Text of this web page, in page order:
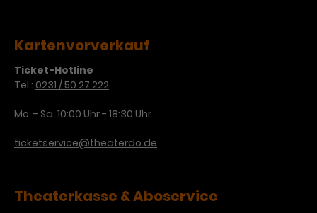
Kartenvorverkauf
Ticket-Hotline
Tel.: 0231 / 50 27 222
Mo. - Sa. 10:00 Uhr - 18:30 Uhr
ticketservice@theaterdo.de
Theaterkasse & Aboservice